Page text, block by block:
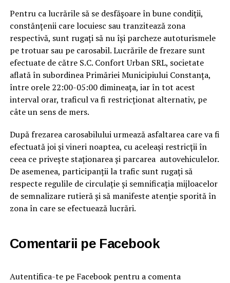
Pentru ca lucrările să se desfășoare în bune condiții,
constănțenii care locuiesc sau tranzitează zona
respectivă, sunt rugați să nu își parcheze autoturismele
pe trotuar sau pe carosabil. Lucrările de frezare sunt
efectuate de către S.C. Confort Urban SRL, societate
aflată în subordinea Primăriei Municipiului Constanța,
între orele 22:00-05:00 dimineața, iar în tot acest
interval orar, traficul va fi restricționat alternativ, pe
câte un sens de mers.
După frezarea carosabilului urmează asfaltarea care va fi
efectuată joi și vineri noaptea, cu aceleași restricții în
ceea ce privește staționarea și parcarea autovehiculelor.
De asemenea, participanţii la trafic sunt rugați să
respecte regulile de circulaţie şi semnificaţia mijloacelor
de semnalizare rutieră și să manifeste atenţie sporită în
zona în care se efectuează lucrări.
Comentarii pe Facebook
Autentifica-te pe Facebook pentru a comenta